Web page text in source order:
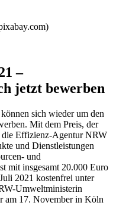
–
jetzt bewerben
sich wieder um den
Mit dem Preis, der
die Effizienz-Agentur NRW
und Dienstleistungen
und
mit insgesamt 20.000 Euro
2021 kostenfrei unter
Umweltministerin
am 17. November in Köln